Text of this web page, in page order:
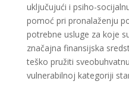
uključujući i psiho-
pomoć pri pronalaženju
potrebne usluge za koje
značajna finansijska
teško pružiti
vulnerabilnoj kategoriji